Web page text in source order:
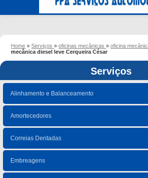
Home »Serviços»oficinas mecânicas»oficina
mecânica diesel leve Cerqueira César
Serviços
Alinhamento e Balanceamento
Amortecedores
Correias Dentadas
Embreagens